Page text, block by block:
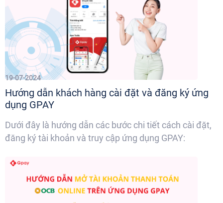
19-07-2024
Hướng dẫn khách hàng cài đặt và đăng ký ứng
dụng GPAY
Dưới đây là hướng dẫn các bước chi tiết cách cài đặt,
đăng ký tài khoản và truy cập ứng dụng GPAY: